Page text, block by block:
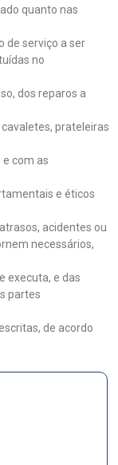
quanto nas
de serviço a ser
no
dos reparos a
prateleiras
com as
e éticos
acidentes ou
necessários,
executa, e das
partes
de acordo